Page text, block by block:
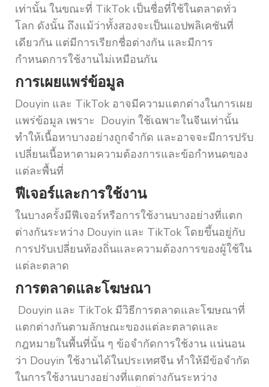
เท่านั้น ในขณะที่ TikTok เป็นชื่อที่ใช้ในตลาดทั่ว
โลก ดังนั้น ถึงแม้ว่าทั้งสองจะเป็นแอปพลิเคชันที่
เดียวกัน แต่มีการเรียกชื่อต่างกัน และมีการ
กำหนดการใช้งานไม่เหมือนกัน
การเผยแพร่ข้อมูล
Douyin และ TikTok อาจมีความแตกต่างในการเผย
แพร่ข้อมูล เพราะ Douyin ใช้เฉพาะในจีนเท่านั้น
ทำให้เนื้อหาบางอย่างถูกจำกัด และอาจจะมีการปรับ
เปลี่ยนเนื้อหาตามความต้องการและข้อกำหนดของ
แต่ละพื้นที่
ฟีเจอร์และการใช้งาน
ในบางครั้งมีฟีเจอร์หรือการใช้งานบางอย่างที่แตก
ต่างกันระหว่าง Douyin และ TikTok โดยขึ้นอยู่กับ
การปรับเปลี่ยนท้องถิ่นและความต้องการของผู้ใช้ใน
แต่ละตลาด
การตลาดและโฆษณา
Douyin และ TikTok มีวิธีการตลาดและโฆษณาที่
แตกต่างกันตามลักษณะของแต่ละตลาดและ
กฎหมายในพื้นที่นั้น ๆ ข้อจำกัดการใช้งาน แน่นอน
ว่า Douyin ใช้งานได้ในประเทศจีน ทำให้มีข้อจำกัด
ในการใช้งานบางอย่างที่แตกต่างกันระหว่าง